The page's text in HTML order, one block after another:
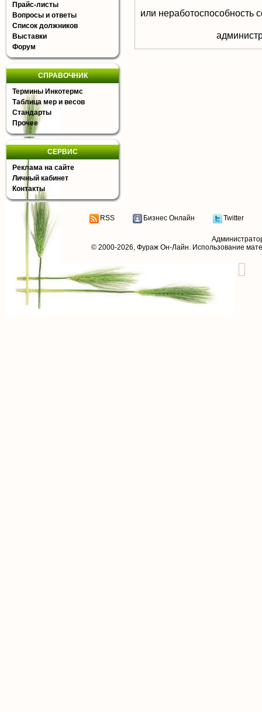
Прайс-листы
Вопросы и ответы
Список должников
Выставки
Форум
СПРАВОЧНИК
Термины Инкотермс
Таблица мер и весов
Стандарты
Прочее
СЕРВИС
Реклама на сайте
Личный кабинет
Контакты
или неработоспособность
RSS Бизнес Онлайн Twitter
© 2000-2026, Фураж Он-Лайн. Использование